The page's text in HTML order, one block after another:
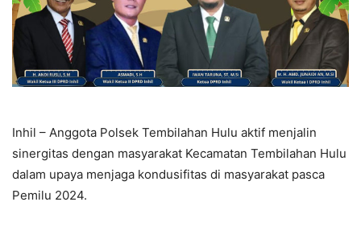
Inhil – Anggota Polsek Tembilahan Hulu aktif menjalin
sinergitas dengan masyarakat Kecamatan Tembilahan Hulu
dalam upaya menjaga kondusifitas di masyarakat pasca
Pemilu 2024.